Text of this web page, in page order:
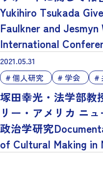
Yukihiro Tsukada
Faulkner and
International
2021.05.31
個人研究 学会
塚田幸光・法学部教
リー・アメリカ ニ
政治学研究
of Cultural Making in